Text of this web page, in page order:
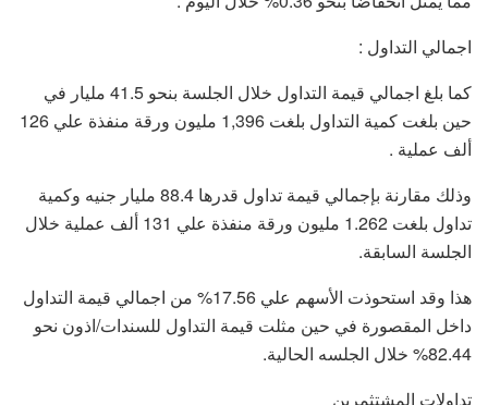
اجمالي التداول :
كما بلغ اجمالي قيمة التداول خلال الجلسة بنحو 41.5 مليار في
حين بلغت كمية التداول بلغت 1,396 مليون ورقة منفذة علي 126
ألف عملية .
وذلك مقارنة بإجمالي قيمة تداول قدرها 88.4 مليار جنيه وكمية
تداول بلغت 1.262 مليون ورقة منفذة علي 131 ألف عملية خلال
الجلسة السابقة.
هذا وقد استحوذت الأسهم علي 17.56% من اجمالي قيمة التداول
داخل المقصورة في حين مثلت قيمة التداول للسندات/اذون نحو
82.44% خلال الجلسه الحالية.
تداولات المشتثمرين